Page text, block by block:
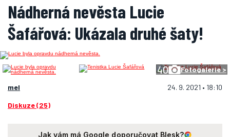
Nádherná nevěsta Lucie
Šafářová: Ukázala druhé šaty!
40 Fotogalerie >
mel 24. 9. 2021 • 18:10
Diskuze (25)
Jak vám má Google doporučovat Blesk?